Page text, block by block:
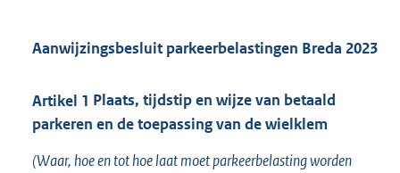
Aanwijzingsbesluit parkeerbelastingen Breda 2023
Artikel 1 Plaats, tijdstip en wijze van betaald
parkeren en de toepassing van de wielklem
(Waar, hoe en tot hoe laat moet parkeerbelasting worden